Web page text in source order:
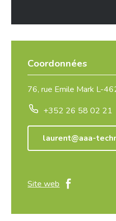
Coordonnées
76, rue Emile Mark L-
+352 26 58 02 21
laurent@aaa-
Site web